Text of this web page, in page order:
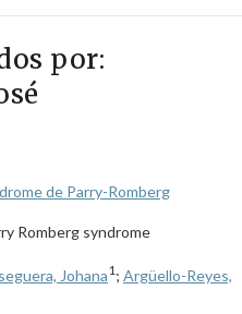
por:
de Parry-Romberg
Romberg syndrome
Johana1 ; Argüello-Reyes,